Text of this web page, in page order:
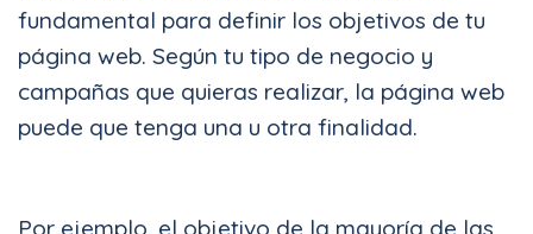
fundamental para definir los objetivos de tu
página web. Según tu tipo de negocio y
campañas que quieras realizar, la página web
puede que tenga una u otra finalidad.
Por ejemplo, el objetivo de la mayoría de las